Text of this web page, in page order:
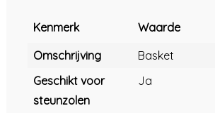
Kenmerk
Waarde
Omschrijving
Basket
Geschikt voor
steunzolen
Ja